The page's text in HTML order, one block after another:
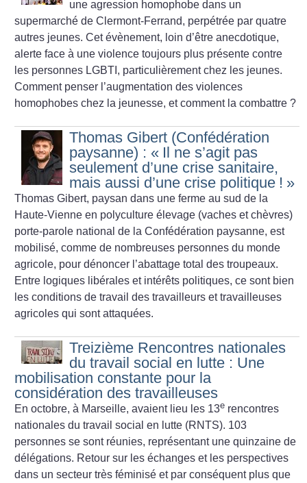
une agression homophobe dans un
supermarché de Clermont-Ferrand, perpétrée par quatre
autres jeunes. Cet évènement, loin d’être anecdotique,
alerte face à une violence toujours plus présente contre
les personnes LGBTI, particulièrement chez les jeunes.
Comment penser l’augmentation des violences
homophobes chez la jeunesse, et comment la combattre ?
Thomas Gibert (Confédération
paysanne) : « Il ne s’agit pas
seulement d’une crise sanitaire,
mais aussi d’une crise politique ! »
Thomas Gibert, paysan dans une ferme au sud de la
Haute-Vienne en polyculture élevage (vaches et chèvres)
porte-parole national de la Confédération paysanne, est
mobilisé, comme de nombreuses personnes du monde
agricole, pour dénoncer l’abattage total des troupeaux.
Entre logiques libérales et intérêts politiques, ce sont bien
les conditions de travail des travailleurs et travailleuses
agricoles qui sont attaquées.
Treizième Rencontres nationales
du travail social en lutte : Une
mobilisation constante pour la
considération des travailleuses
En octobre, à Marseille, avaient lieu les 13e rencontres
nationales du travail social en lutte (RNTS). 103
personnes se sont réunies, représentant une quinzaine de
délégations. Retour sur les échanges et les perspectives
dans un secteur très féminisé et par conséquent plus que